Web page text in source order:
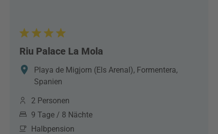
Riu Palace La Mola
Playa de Migjorn (Els Arenal), Formentera,
Spanien
2 Personen
9 Tage / 8 Nächte
Halbpension